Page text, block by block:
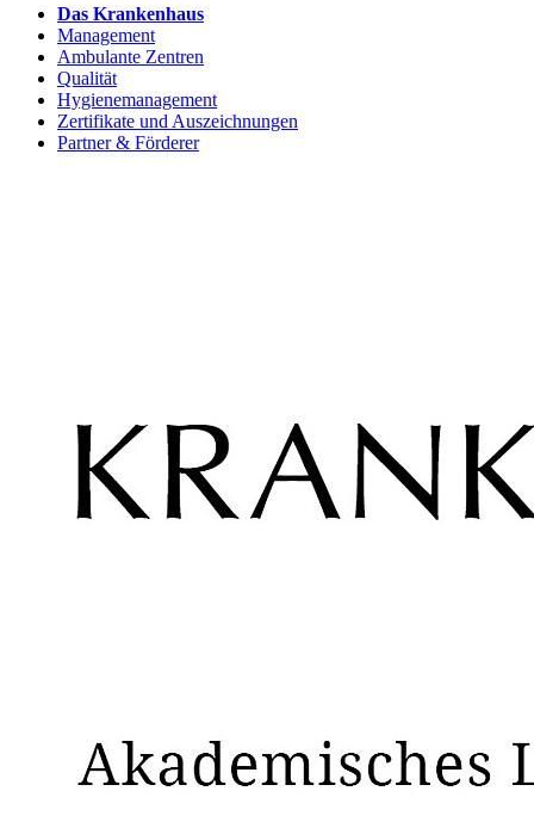
Das Krankenhaus
Management
Ambulante Zentren
Qualität
Hygienemanagement
Zertifikate und Auszeichnungen
Partner & Förderer